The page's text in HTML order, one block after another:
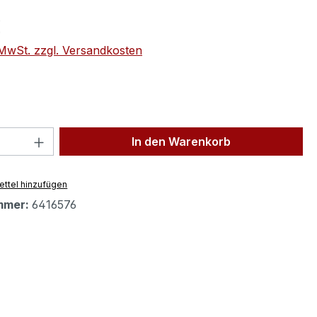
zzgl. Versandkosten
Anzahl: Gib den gewünschten Wert
In den Warenkorb
hinzufügen
6416576